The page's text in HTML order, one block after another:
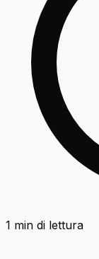
1 min di lettura